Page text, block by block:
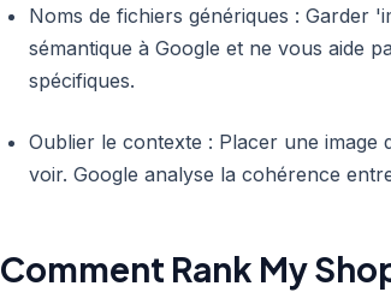
Noms de fichiers génériques : Garder
sémantique à Google et ne vous aide
spécifiques.
Oublier le contexte : Placer une
voir. Google analyse la cohérence
Comment Rank My